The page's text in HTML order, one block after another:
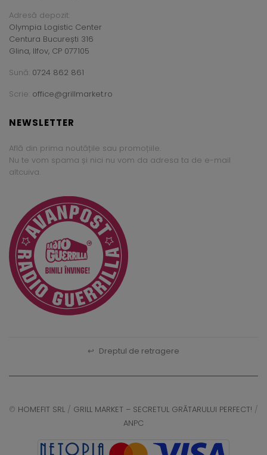
Adresă depozit:
Olympia Logistic Center
Centura București 316
Glina, Ilfov, CP 077105
Sună: 0724 862 861
Scrie: office@grillmarket.ro
NEWSLETTER
Află din prima noutățile sau promoțiile.
Nu te vom spama și nici nu vom da adresa ta de e-mail
altcuiva.
↩ Dreptul de retragere
© HOMEFIT SRL / GRILL MARKET – SECRETUL GRĂTARULUI PERFECT! /
ANPC